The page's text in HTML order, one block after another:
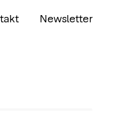
Newsletter